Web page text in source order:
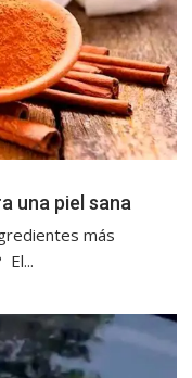
una piel sana
más
El...